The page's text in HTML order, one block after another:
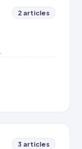
2 articles
3 articles